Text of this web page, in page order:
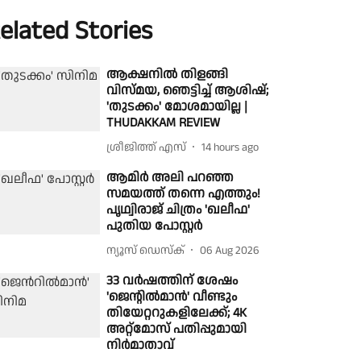
Stories
ആക്ഷനിൽ തിളങ്ങി
വിസ്മയ, ഞെട്ടിച്ച് ആശിഷ്;
'തുടക്കം' മോശമായില്ല |
THUDAKKAM REVIEW
ശ്രീജിത്ത് എസ് 14 hours ago
ആമിർ അലി പറഞ്ഞ
സമയത്ത് തന്നെ എത്തും!
പൃഥ്വിരാജ് ചിത്രം 'ഖലീഫ'
പുതിയ പോസ്റ്റർ
ന്യൂസ് ഡെസ്ക് 06 Aug 2026
33 വർഷത്തിന് ശേഷം
'ജെന്റിൽമാൻ' വീണ്ടും
തിയേറ്ററുകളിലേക്ക്; 4K
അറ്റ്‌മോസ് പതിപ്പുമായി
നിർമാതാവ്